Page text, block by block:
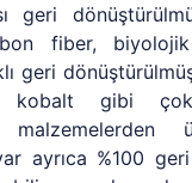
geri
fiber,
geri
kobalt gibi
malzemelerden
ayrıca %100